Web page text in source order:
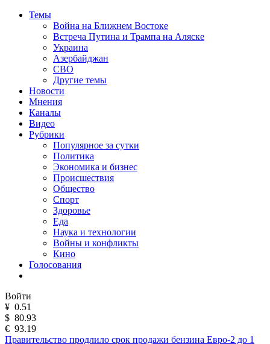
Темы
Война на Ближнем Востоке
Встреча Путина и Трампа на Аляске
Украина
Азербайджан
СВО
Другие темы
Новости
Мнения
Каналы
Видео
Рубрики
Популярное за сутки
Политика
Экономика и бизнес
Происшествия
Общество
Спорт
Здоровье
Еда
Наука и технологии
Войны и конфликты
Кино
Голосования
Войти
¥ 0.51
$ 80.93
€ 93.19
Правительство продлило срок продажи бензина Евро-2 до 1